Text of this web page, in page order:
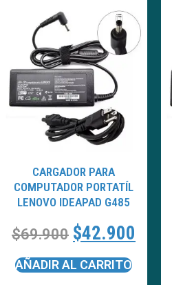
CARGADOR PARA
COMPUTADOR PORTATÍL
LENOVO IDEAPAD G485
$69.900 $42.900
AÑADIR AL CARRITO